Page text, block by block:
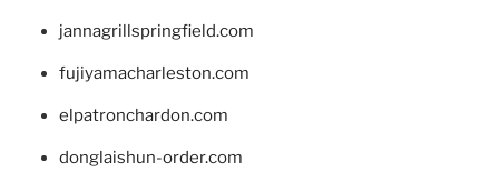
jannagrillspringfield.com
fujiyamacharleston.com
elpatronchardon.com
donglaishun-order.com